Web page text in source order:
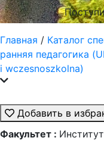
Главная / Каталог
ранняя педагогика
i wczesnoszkolna)
Добавить в
Факультет :